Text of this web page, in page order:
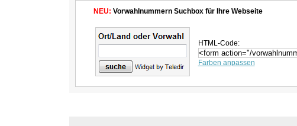
NEU: Vorwahlnummern Suchbox für Ihre Webseite
HTML-Code:
Farben anpassen